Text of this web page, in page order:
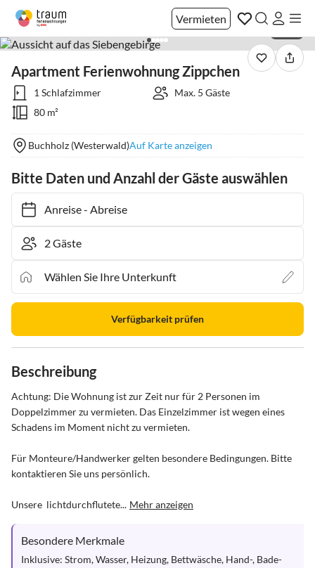
Vermieten
Apartment Ferienwohnung Zippchen
1 Schlafzimmer
Max. 5 Gäste
80 m²
Buchholz (Westerwald)Auf Karte anzeigen
Bitte Daten und Anzahl der Gäste auswählen
Anreise- Abreise
Verfügbarkeit prüfen
Beschreibung
Achtung: Die Wohnung ist zur Zeit nur für 2 Personen im
Doppelzimmer zu vermieten. Das Einzelzimmer ist wegen eines
Schadens im Moment nicht zu vermieten.
Für Monteure/Handwerker gelten besondere Bedingungen. Bitte
kontaktieren Sie uns persönlich.
Unsere  lichtdurchflutete... Mehr anzeigen
Besondere Merkmale
Inklusive: Strom, Wasser, Heizung, Bettwäsche, Hand-, Bade-